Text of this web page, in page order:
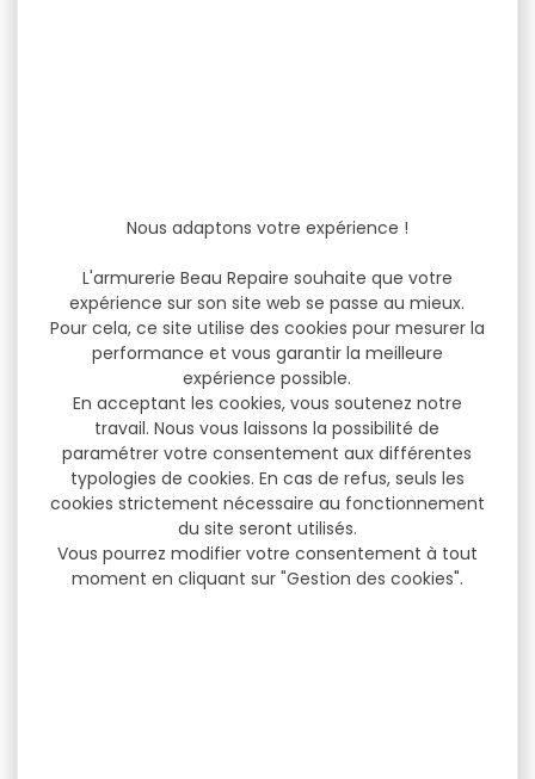
Nous adaptons votre expérience !
L'armurerie Beau Repaire souhaite que votre
expérience sur son site web se passe au mieux.
Pour cela, ce site utilise des cookies pour mesurer la
performance et vous garantir la meilleure
expérience possible.
En acceptant les cookies, vous soutenez notre
travail. Nous vous laissons la possibilité de
paramétrer votre consentement aux différentes
typologies de cookies. En cas de refus, seuls les
cookies strictement nécessaire au fonctionnement
du site seront utilisés.
Vous pourrez modifier votre consentement à tout
moment en cliquant sur "Gestion des cookies".